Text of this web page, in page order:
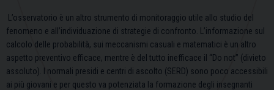
L’osservatorio è un altro strumento di monitoraggio utile allo studio del
fenomeno e all’individuazione di strategie di confronto. L’informazione sul
calcolo delle probabilità, sui meccanismi casuali e matematici è un altro
aspetto preventivo efficace, mentre è del tutto inefficace il “Do not” (divieto
assoluto). I normali presidi e centri di ascolto (SERD) sono poco accessibili
ai più giovani e per questo va potenziata la formazione degli insegnanti